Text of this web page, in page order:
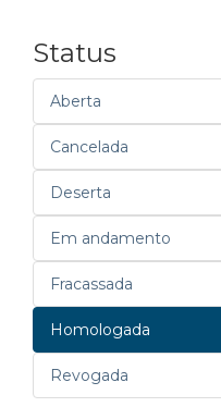
Status
Aberta
Cancelada
Deserta
Em andamento
Fracassada
Homologada
Revogada